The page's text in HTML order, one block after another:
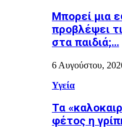
Μπορεί μια
προβλέψει
στα παιδιά;…
6 Αυγούστου,
Υγεία
Τα
φέτος η